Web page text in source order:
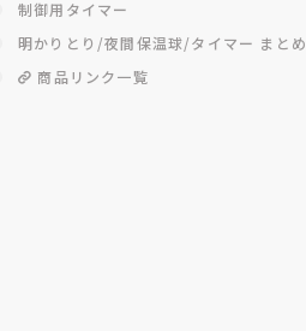
制御用タイマー
明かりとり/夜間保温球/タイマー まとめ
商品リンク一覧